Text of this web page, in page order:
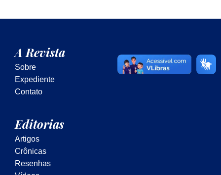
A Revista
Sobre
Expediente
Contato
Editorias
Artigos
Crônicas
Resenhas